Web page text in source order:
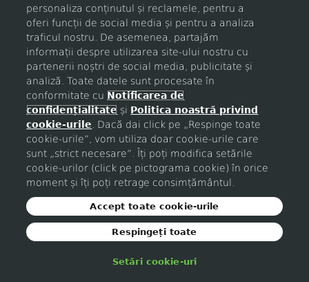
Login
Nu esti inregistrat?
personaliza conținutul și reclamele, pentru a
oferi funcții de social media și pentru a analiza
traficul nostru. De asemenea, partajăm
informații despre utilizarea site-ului nostru cu
partenerii noștri de social media, publicitate și
analiză. Toate datele sunt procesate în
conformitate cu Notificarea de
confidențialitate și Politica noastră privind
cookie-urile . Dacă dai click pe „Respinge toate
cookie-urile”, vom utiliza doar cookie-urile care
sunt „strict necesare”. Îți poți modifica setările
cookie-urilor (click pe pictograma cookie) în orice
moment și îți poți retrage consimțământul.
Setări cookie-uri
Respingeți toate
Accept toate cookie-urile